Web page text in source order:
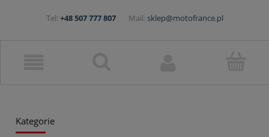
Tel: +48 507 777 807 Mail: sklep@motofrance.pl
Kategorie